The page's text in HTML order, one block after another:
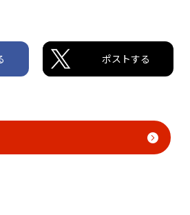
ポストする